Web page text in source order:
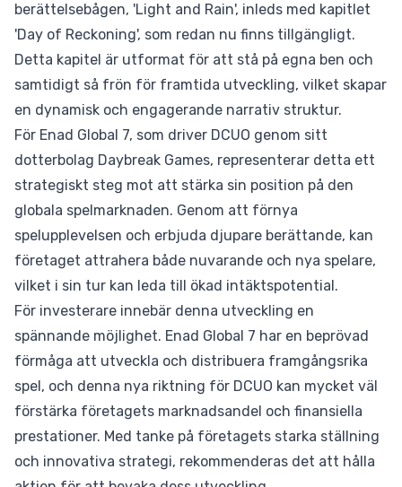
berättelsebågen, 'Light and Rain', inleds med kapitlet
'Day of Reckoning', som redan nu finns tillgängligt.
Detta kapitel är utformat för att stå på egna ben och
samtidigt så frön för framtida utveckling, vilket skapar
en dynamisk och engagerande narrativ struktur.
För Enad Global 7, som driver DCUO genom sitt
dotterbolag Daybreak Games, representerar detta ett
strategiskt steg mot att stärka sin position på den
globala spelmarknaden. Genom att förnya
spelupplevelsen och erbjuda djupare berättande, kan
företaget attrahera både nuvarande och nya spelare,
vilket i sin tur kan leda till ökad intäktspotential.
För investerare innebär denna utveckling en
spännande möjlighet. Enad Global 7 har en beprövad
förmåga att utveckla och distribuera framgångsrika
spel, och denna nya riktning för DCUO kan mycket väl
förstärka företagets marknadsandel och finansiella
prestationer. Med tanke på företagets starka ställning
och innovativa strategi, rekommenderas det att hålla